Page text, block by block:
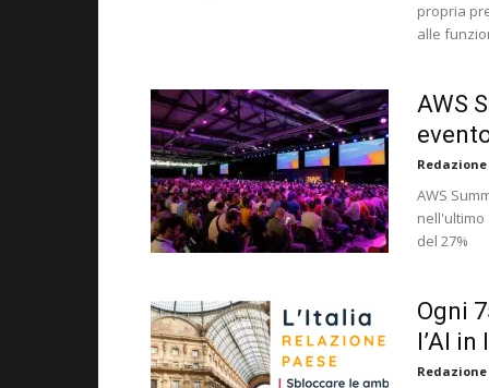
propria
alle
AWS
AWS
nell'ultimo
del 27%
Ogni
l’AI in